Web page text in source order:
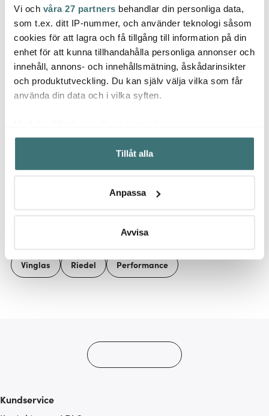
Vi och våra 27 partners behandlar din personliga data,
som t.ex. ditt IP-nummer, och använder teknologi såsom
cookies för att lagra och få tillgång till information på din
enhet för att kunna tillhandahålla personliga annonser och
innehåll, annons- och innehållsmätning, åskådarinsikter
och produktutveckling. Du kan själv välja vilka som får
använda din data och i vilka syften.
Samla in information om din geografiska plats som
kan ha en noggrannhet på upp till flera meter
Identifiera din enhet genom att aktivt skanna den för
Ta reda på mer om hur dina personliga uppgifter
Du kan ändra eller dra tillbaka ditt samtycke när som
Vi använder cookies för att innehållet och annonserna
Tillåt alla
Anpassa
Avvisa
Riedel
Bar Tumbler Whisky
Optical O Whiskyglas
2-pack
499 kr
I lager
Riedel
Veritas Ölglas 2-pack
909 kr
I lager
2-
664
Låt dig inspireras av våra kunder
Vinglas Riedel Performance
Kundservice